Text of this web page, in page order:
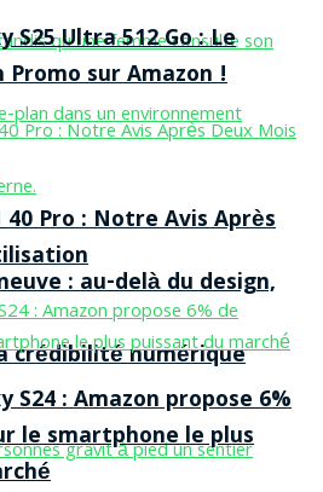
: au-delà du design,
crédibilité numérique
S25 Ultra 512 Go : Le
sur Amazon !
40 Pro : Notre Avis Après
S24 : Amazon propose 6%
le smartphone le plus